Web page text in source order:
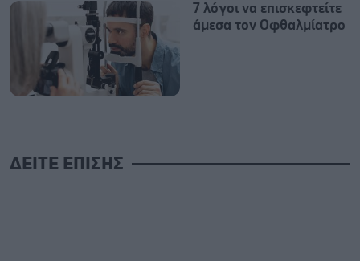
7 λόγοι να επισκεφτείτε
άμεσα τον Οφθαλμίατρο
ΔΕΙΤΕ ΕΠΙΣΗΣ